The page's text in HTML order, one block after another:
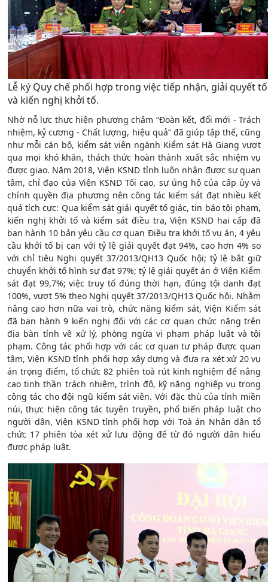
Lễ ký Quy chế phối hợp trong việc tiếp nhận, giải quyết
và kiến nghị khởi tố.
Nhờ nỗ lực thực hiện phương châm “Đoàn kết, đổi mới - Trách
nhiệm, kỷ cương - Chất lượng, hiệu quả” đã giúp tập thể, cũng
như mỗi cán bộ, kiểm sát viên ngành Kiểm sát Hà Giang vượt
qua mọi khó khăn, thách thức hoàn thành xuất sắc nhiệm vụ
được giao. Năm 2018, Viện KSND tỉnh luôn nhận được sự quan
tâm, chỉ đạo của Viện KSND Tối cao, sự ủng hộ của cấp ủy và
chính quyền địa phương nên công tác kiểm sát đạt nhiều kết
quả tích cực: Qua kiểm sát giải quyết tố giác, tin báo tội phạm,
kiến nghị khởi tố và kiểm sát điều tra, Viện KSND hai cấp đã
ban hành 10 bản yêu cầu cơ quan Điều tra khởi tố vụ án, 4 yêu
cầu khởi tố bị can với tỷ lệ giải quyết đạt 94%, cao hơn 4% so
với chỉ tiêu Nghị quyết 37/2013/QH13 Quốc hội; tỷ lệ bắt giữ
chuyển khởi tố hình sự đạt 97%; tỷ lệ giải quyết án ở Viện Kiểm
sát đạt 99,7%; việc truy tố đúng thời hạn, đúng tội danh đạt
100%, vượt 5% theo Nghị quyết 37/2013/QH13 Quốc hội. Nhằm
nâng cao hơn nữa vai trò, chức năng kiểm sát, Viện Kiểm sát
đã ban hành 9 kiến nghị đối với các cơ quan chức năng trên
địa bàn tỉnh về xử lý, phòng ngừa vi phạm pháp luật và tội
phạm. Công tác phối hợp với các cơ quan tư pháp được quan
tâm, Viện KSND tỉnh phối hợp xây dựng và đưa ra xét xử 20 vụ
án trọng điểm, tổ chức 82 phiên toà rút kinh nghiệm để nâng
cao tinh thần trách nhiệm, trình độ, kỹ năng nghiệp vụ trong
công tác cho đội ngũ kiểm sát viên. Với đặc thù của tỉnh miền
núi, thực hiện công tác tuyên truyền, phổ biến pháp luật cho
người dân, Viện KSND tỉnh phối hợp với Toà án Nhân dân tổ
chức 17 phiên tòa xét xử lưu động để từ đó người dân hiểu
được pháp luật.